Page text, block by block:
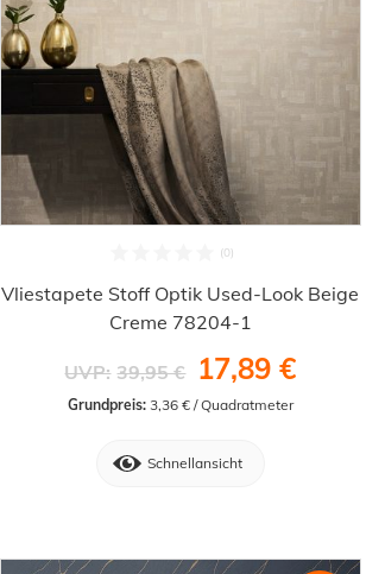
Vliestapete Stoff Optik Used-Look Beige
Creme 78204-1
UVP: 39,95 € 17,89 €
Grundpreis: 3,36 € / Quadratmeter
Schnellansicht